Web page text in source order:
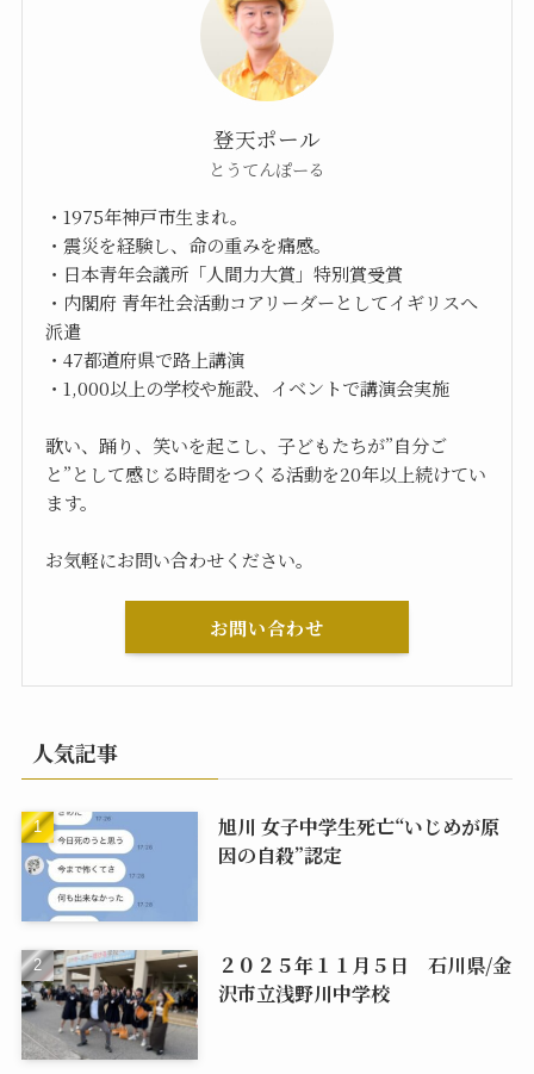
登天ポール
とうてんぽーる
・1975年神戸市生まれ。
・震災を経験し、命の重みを痛感。
・日本青年会議所「人間力大賞」特別賞受賞
・内閣府 青年社会活動コアリーダーとしてイギリスへ
派遣
・47都道府県で路上講演
・1,000以上の学校や施設、イベントで講演会実施
歌い、踊り、笑いを起こし、子どもたちが”自分ご
と”として感じる時間をつくる活動を20年以上続けてい
ます。
お気軽にお問い合わせください。
お問い合わせ
人気記事
旭川 女子中学生死亡“いじめが原
因の自殺”認定
２０２５年１１月５日 石川県/金
沢市立浅野川中学校